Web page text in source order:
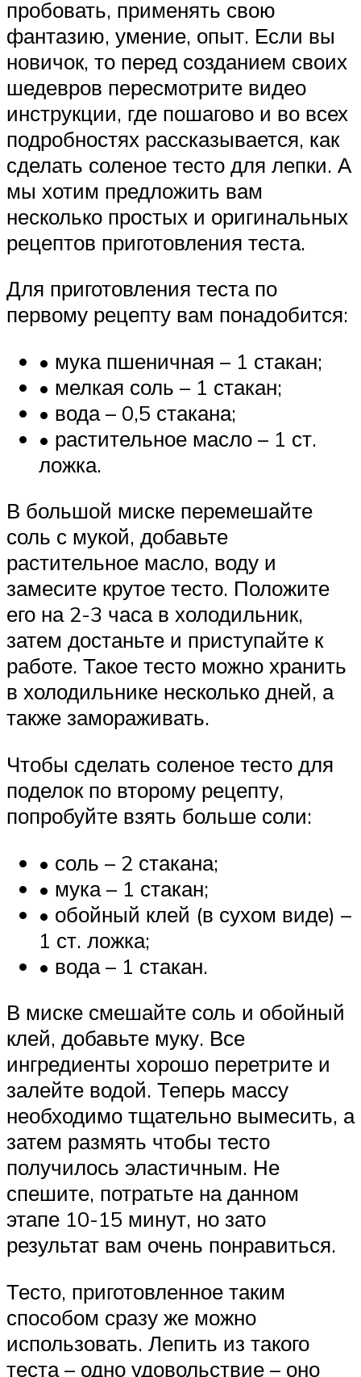
пробовать, применять свою
фантазию, умение, опыт. Если вы
новичок, то перед созданием своих
шедевров пересмотрите видео
инструкции, где пошагово и во всех
подробностях рассказывается, как
сделать соленое тесто для лепки. А
мы хотим предложить вам
несколько простых и оригинальных
рецептов приготовления теста.
Для приготовления теста по
первому рецепту вам понадобится:
• мука пшеничная – 1 стакан;
• мелкая соль – 1 стакан;
• вода – 0,5 стакана;
• растительное масло – 1 ст.
ложка.
В большой миске перемешайте
соль с мукой, добавьте
растительное масло, воду и
замесите крутое тесто. Положите
его на 2-3 часа в холодильник,
затем достаньте и приступайте к
работе. Такое тесто можно хранить
в холодильнике несколько дней, а
также замораживать.
Чтобы сделать соленое тесто для
поделок по второму рецепту,
попробуйте взять больше соли:
• соль – 2 стакана;
• мука – 1 стакан;
• обойный клей (в сухом виде) –
1 ст. ложка;
• вода – 1 стакан.
В миске смешайте соль и обойный
клей, добавьте муку. Все
ингредиенты хорошо перетрите и
залейте водой. Теперь массу
необходимо тщательно вымесить, а
затем размять чтобы тесто
получилось эластичным. Не
спешите, потратьте на данном
этапе 10-15 минут, но зато
результат вам очень понравиться.
Тесто, приготовленное таким
способом сразу же можно
использовать. Лепить из такого
теста – одно удовольствие – оно